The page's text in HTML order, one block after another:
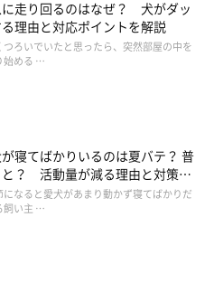
走り回るのはなぜ？ 犬がダッ
理由と対応ポイントを解説
つろいでいたと思ったら、突然部屋の中を
始める …
寝てばかりいるのは夏バテ？ 普
？ 活動量が減る理由と対策と
になると愛犬があまり動かず寝てばかりだ
飼い主 …